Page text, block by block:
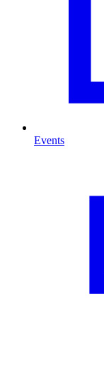
Events